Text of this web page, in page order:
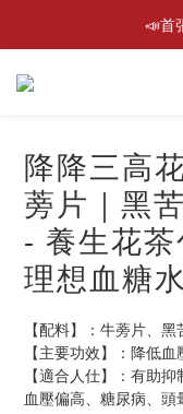
📣首
📣首
散
📣首
降降三高
蒡片｜黑
- 養生花
理想血糖
【配料】：牛蒡片、
【主要功效】：降低
【適合人仕】：有助
血壓偏高、糖尿病、頭